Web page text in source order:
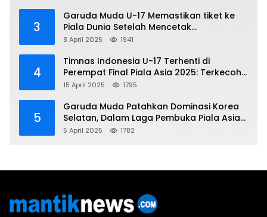
3
Garuda Muda U-17 Memastikan tiket ke
Piala Dunia Setelah Mencetak
Kemenangan Gemilang atas Yaman 4-1 di
8 April 2025 1941
4
Timnas Indonesia U-17 Terhenti di
Perempat Final Piala Asia 2025: Terkecoh
Korea Utara
15 April 2025 1795
5
Garuda Muda Patahkan Dominasi Korea
Selatan, Dalam Laga Pembuka Piala Asia
2025 U-17
5 April 2025 1782